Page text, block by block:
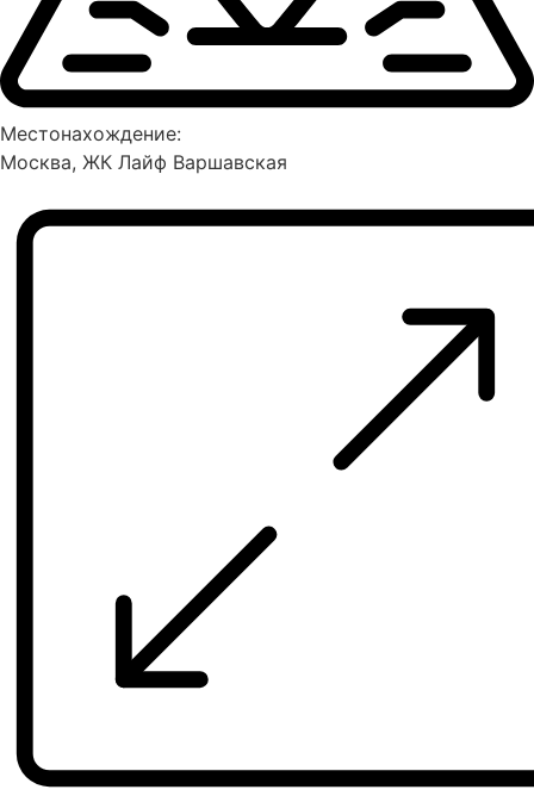
Местонахождение:
Москва, ЖК Лайф Варшавская